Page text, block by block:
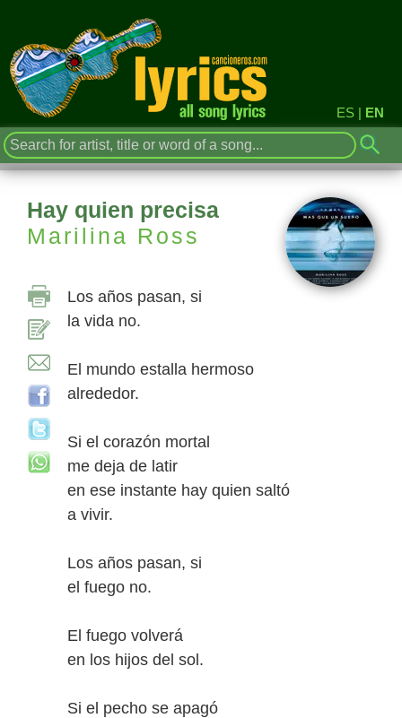
ES | EN
Hay quien precisa
Marilina Ross
Los años pasan, si
la vida no.
El mundo estalla hermoso
alrededor.
Si el corazón mortal
me deja de latir
en ese instante hay quien saltó
a vivir.
Los años pasan, si
el fuego no.
El fuego volverá
en los hijos del sol.
Si el pecho se apagó